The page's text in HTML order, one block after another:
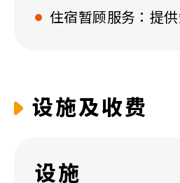
住宿暂顾服务：提
设施及收费
设施